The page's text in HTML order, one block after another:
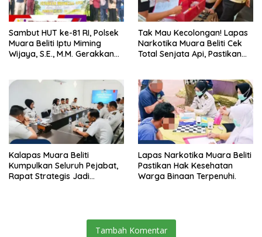
Sambut HUT ke-81 RI, Polsek
Muara Beliti Iptu Miming
Wijaya, S.E., M.M. Gerakkan
Tak Mau Kecolongan! Lapas
Narkotika Muara Beliti Cek
Total Senjata Api, Pastikan
Kalapas Muara Beliti
Kumpulkan Seluruh Pejabat,
Rapat Strategis Jadi
Lapas Narkotika Muara Beliti
Pastikan Hak Kesehatan
Warga Binaan Terpenuhi.
Tambah Komentar